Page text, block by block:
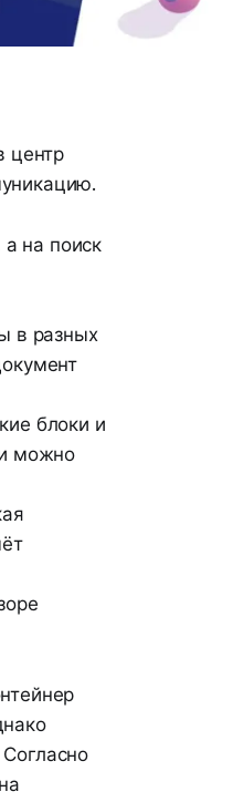
центр
на поиск
в разных
блоки и
можно